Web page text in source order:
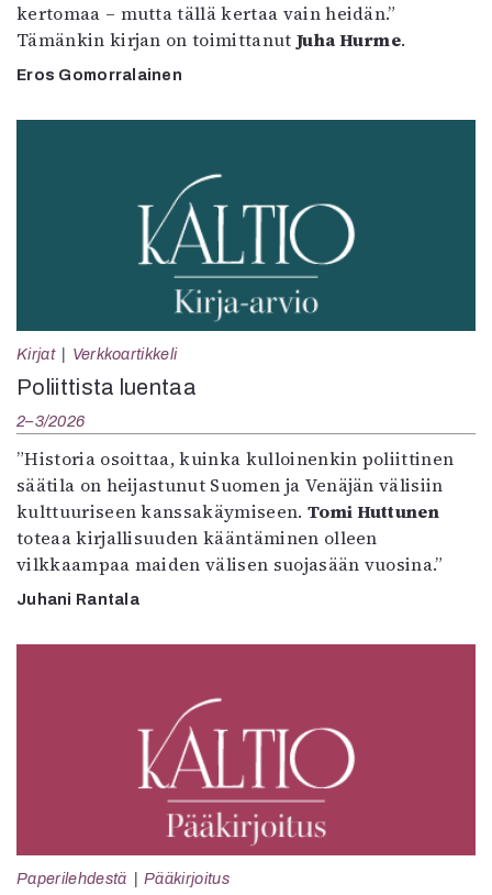
kertomaa – mutta tällä kertaa vain heidän.”
Tämänkin kirjan on toimittanut Juha Hurme.
Eros Gomorralainen
Kirjat Verkkoartikkeli
Poliittista luentaa
2–3/2026
”Historia osoittaa, kuinka kulloinenkin poliittinen
säätila on heijastunut Suomen ja Venäjän välisiin
kulttuuriseen kanssakäymiseen. Tomi Huttunen
toteaa kirjallisuuden kääntäminen olleen
vilkkaampaa maiden välisen suojasään vuosina.”
Juhani Rantala
Paperilehdestä Pääkirjoitus